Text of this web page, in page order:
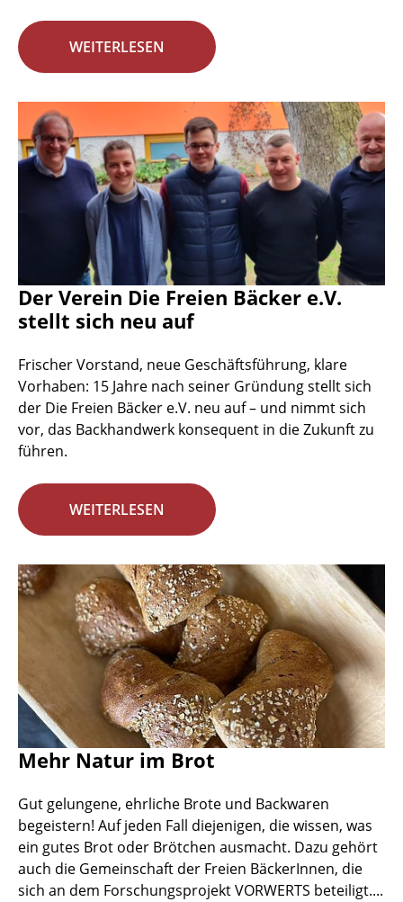
WEITERLESEN
Der Verein Die Freien Bäcker e.V.
stellt sich neu auf
Frischer Vorstand, neue Geschäftsführung, klare
Vorhaben: 15 Jahre nach seiner Gründung stellt sich
der Die Freien Bäcker e.V. neu auf – und nimmt sich
vor, das Backhandwerk konsequent in die Zukunft zu
führen.
WEITERLESEN
Mehr Natur im Brot
Gut gelungene, ehrliche Brote und Backwaren
begeistern! Auf jeden Fall diejenigen, die wissen, was
ein gutes Brot oder Brötchen ausmacht. Dazu gehört
auch die Gemeinschaft der Freien BäckerInnen, die
sich an dem Forschungsprojekt VORWERTS beteiligt....